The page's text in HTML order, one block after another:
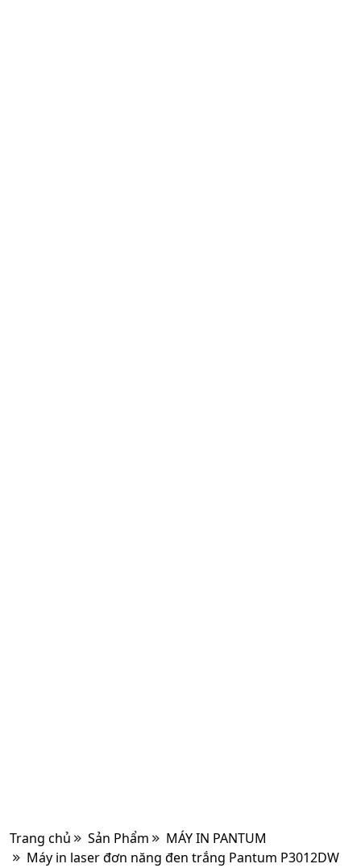
Trang chủ Sản Phẩm
MÁY IN PANTUM
Máy in laser đơn năng đen trắng Pantum P3012DW